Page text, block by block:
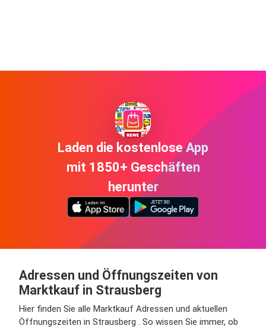
Laden die kostenlose App
mit 1850+ Geschäften
herunter
Adressen und Öffnungszeiten von
Marktkauf in Strausberg
Hier finden Sie alle Marktkauf Adressen und aktuellen
Öffnungszeiten in Strausberg . So wissen Sie immer, ob